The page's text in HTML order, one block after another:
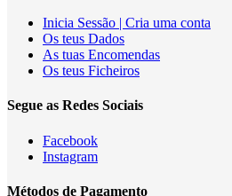
Inicia Sessão | Cria uma conta
Os teus Dados
As tuas Encomendas
Os teus Ficheiros
Segue as Redes Sociais
Facebook
Instagram
Métodos de Pagamento